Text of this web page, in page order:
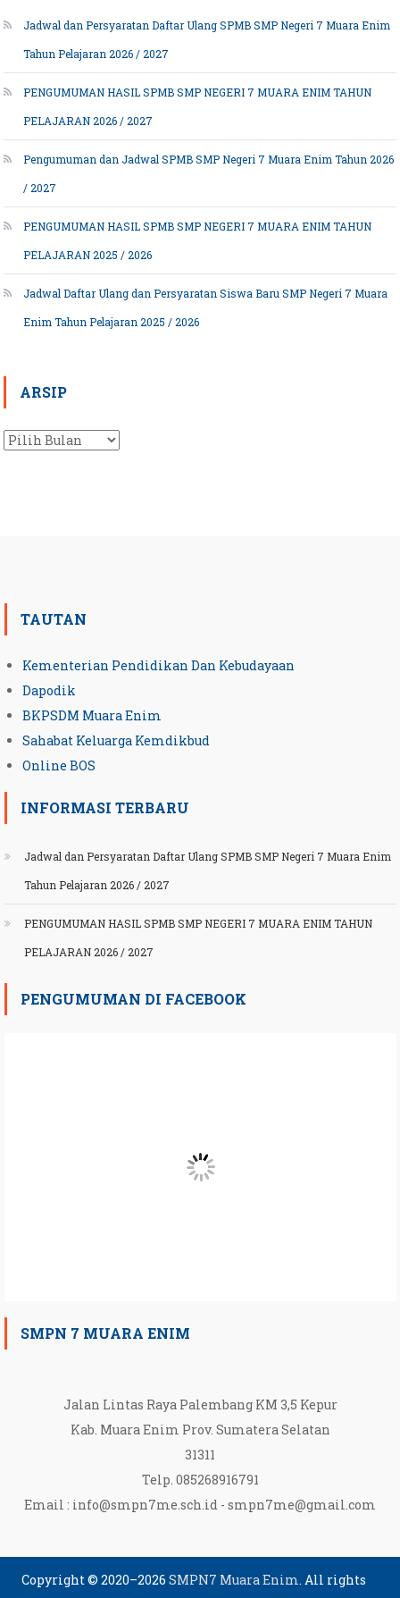
Jadwal dan Persyaratan Daftar Ulang SPMB SMP Negeri 7 Muara Enim
Tahun Pelajaran 2026 / 2027
PENGUMUMAN HASIL SPMB SMP NEGERI 7 MUARA ENIM TAHUN
PELAJARAN 2026 / 2027
Pengumuman dan Jadwal SPMB SMP Negeri 7 Muara Enim Tahun 2026
/ 2027
PENGUMUMAN HASIL SPMB SMP NEGERI 7 MUARA ENIM TAHUN
PELAJARAN 2025 / 2026
Jadwal Daftar Ulang dan Persyaratan Siswa Baru SMP Negeri 7 Muara
Enim Tahun Pelajaran 2025 / 2026
ARSIP
Arsip
TAUTAN
Kementerian Pendidikan Dan Kebudayaan
Dapodik
BKPSDM Muara Enim
Sahabat Keluarga Kemdikbud
Online BOS
INFORMASI TERBARU
Jadwal dan Persyaratan Daftar Ulang SPMB SMP Negeri 7 Muara Enim
Tahun Pelajaran 2026 / 2027
PENGUMUMAN HASIL SPMB SMP NEGERI 7 MUARA ENIM TAHUN
PELAJARAN 2026 / 2027
PENGUMUMAN DI FACEBOOK
SMPN 7 MUARA ENIM
Jalan Lintas Raya Palembang KM 3,5 Kepur
Kab. Muara Enim Prov. Sumatera Selatan
31311
Telp. 085268916791
Email : info@smpn7me.sch.id -smpn7me@gmail.com
Copyright © 2020–2026SMPN7 Muara Enim. All rights